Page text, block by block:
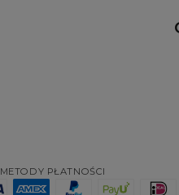
METODY PŁATNOŚCI